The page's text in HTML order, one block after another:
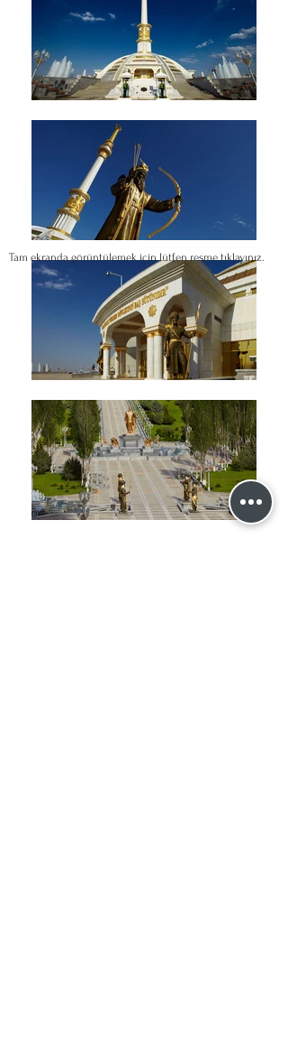
Tam ekranda görüntülemek için lütfen resme tıklayınız.